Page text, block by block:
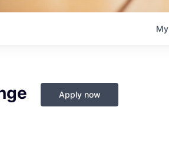
My
Apply now